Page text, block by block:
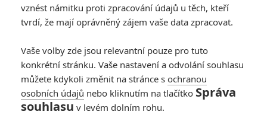
Napsal:Anarvin, 05.12.2017 14:39
« Předchozí
vznést námitku proti zpracování údajů u těch, kteří
tvrdí, že mají oprávněný zájem vaše data zpracovat.
Vaše volby zde jsou relevantní pouze pro tuto
konkrétní stránku. Vaše nastavení a odvolání souhlasu
můžete kdykoli změnit na stránce s ochranou
osobních údajů nebo kliknutím na tlačítko Správa
souhlasu v levém dolním rohu.